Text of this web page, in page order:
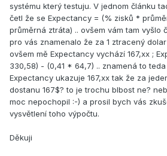
systému který testuju. V jednom článku
četl že se Expectancy = (% zisků *
průměrná ztráta) .. ovšem vám tam vyšlo
pro vás znamenalo že za 1 ztracený
ovšem mě Expectancy vychází 167,xx ;
330,58) - (0,41 * 64,7) .. znamená to
Expectancy ukazuje 167,xx tak že za
dostanu 167$? to je trochu blbost ne?
moc nepochopil :-) a prosil bych vás
vysvětlení toho výpočtu.
Děkuji